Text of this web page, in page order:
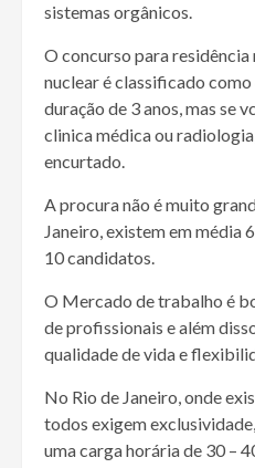
sistemas orgânicos.
O concurso para
nuclear é classificado como
duração de 3 anos, mas se
clinica médica ou
encurtado.
A procura não é muito
Janeiro, existem em média
10 candidatos.
O Mercado de trabalho é
de profissionais e além
qualidade de vida e
No Rio de Janeiro, onde
todos exigem
uma carga horária de 30 –